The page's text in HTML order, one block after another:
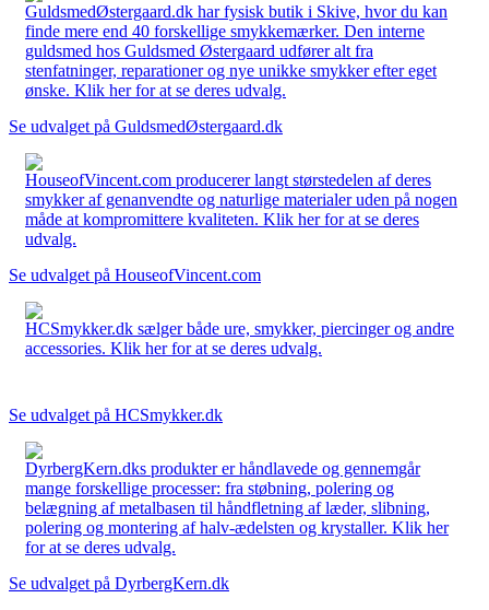
GuldsmedØstergaard.dk har fysisk butik i Skive, hvor du kan
finde mere end 40 forskellige smykkemærker. Den interne
guldsmed hos Guldsmed Østergaard udfører alt fra
stenfatninger, reparationer og nye unikke smykker efter eget
ønske. Klik her for at se deres udvalg.
Se udvalget på GuldsmedØstergaard.dk
HouseofVincent.com producerer langt størstedelen af deres
smykker af genanvendte og naturlige materialer uden på nogen
måde at kompromittere kvaliteten. Klik her for at se deres
udvalg.
Se udvalget på HouseofVincent.com
HCSmykker.dk sælger både ure, smykker, piercinger og andre
accessories. Klik her for at se deres udvalg.
Se udvalget på HCSmykker.dk
DyrbergKern.dks produkter er håndlavede og gennemgår
mange forskellige processer: fra støbning, polering og
belægning af metalbasen til håndfletning af læder, slibning,
polering og montering af halv-ædelsten og krystaller. Klik her
for at se deres udvalg.
Se udvalget på DyrbergKern.dk